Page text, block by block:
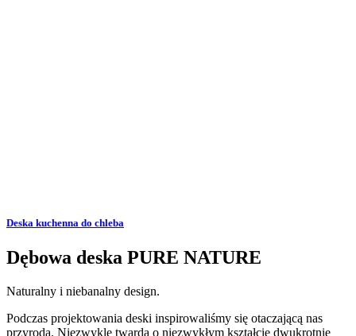
Deska kuchenna do chleba
Dębowa deska PURE NATURE
Naturalny i niebanalny design.
Podczas projektowania deski inspirowaliśmy się otaczającą nas
przyrodą. Niezwykle twarda o niezwykłym kształcie dwukrotnie